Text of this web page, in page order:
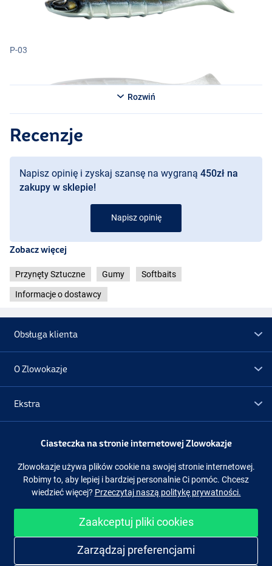
P-08
P-03
P-05
P-08
Rozwiń
Recenzje
Napisz opinię i zyskaj szansę na wygraną 450zł na
zakupy w sklepie!
Napisz opinię
Zobacz więcej
Przynęty Sztuczne Gumy Softbaits
Informacje o dostawcy
Obsługa klienta
O Zlowokazje
Ekstra
Promocje
Obserwuj nas Facebook Instagram
Ciasteczka na stronie internetowej Zlowokazje
Zlowokazje używa plików cookie na swojej stronie internetowej.
Robimy to, aby lepiej i bardziej personalnie Ci pomóc. Chcesz
wiedzieć więcej? Przeczytaj naszą politykę prywatności.
Zaakceptuj pliki cookies
Zarządzaj preferencjami